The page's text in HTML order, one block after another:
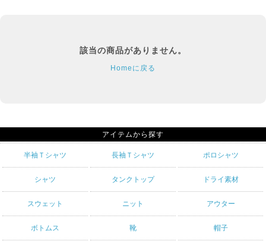
該当の商品がありません。
Homeに戻る
アイテムから探す
半袖Ｔシャツ 長袖Ｔシャツ ポロシャツ
シャツ タンクトップ ドライ素材
スウェット ニット アウター
ボトムス 靴 帽子